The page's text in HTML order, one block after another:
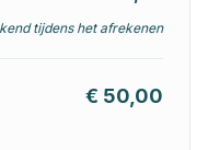
tijdens het afrekenen
€ 50,00